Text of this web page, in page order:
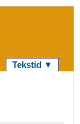
Tekstid ▼